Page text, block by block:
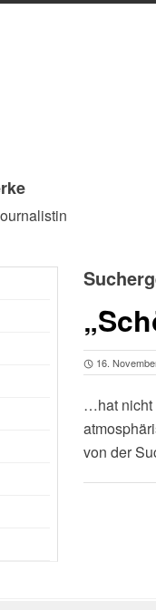
16.
…hat nicht
von der